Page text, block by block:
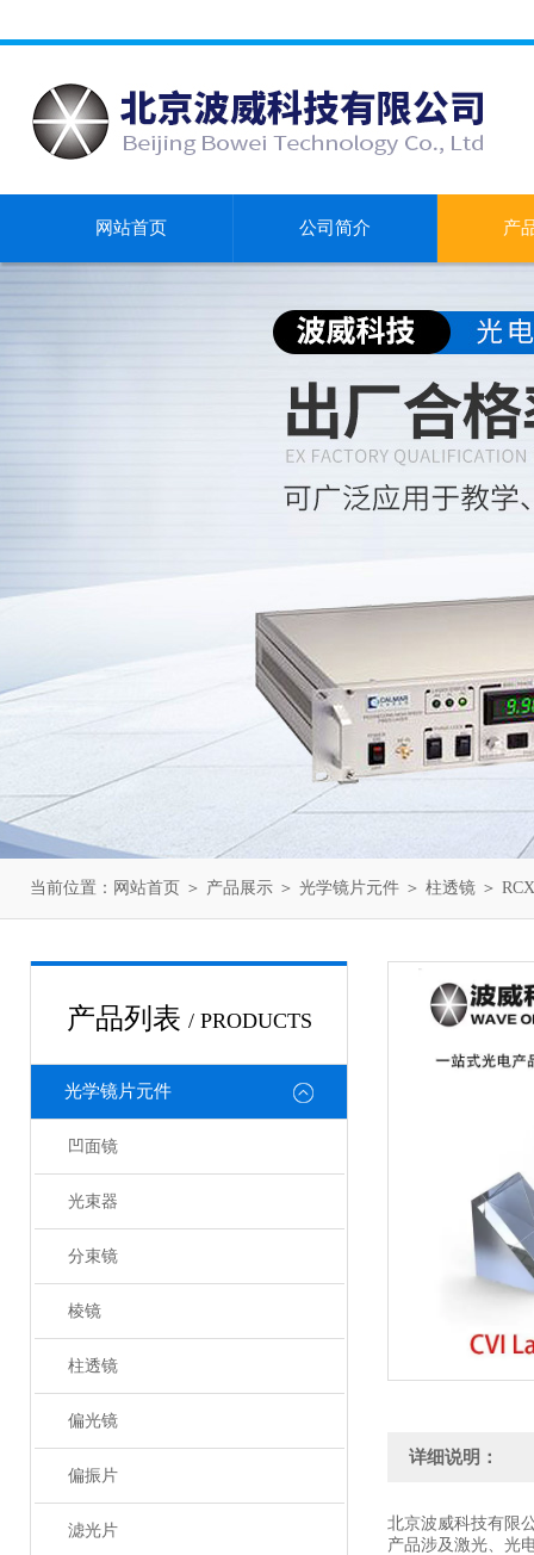
网站首页 公司简介 产
当前位置： 网站首页 ＞ 产品展示 ＞ 光学镜片元件 ＞ 柱透镜 ＞
产品列表 / PRODUCTS
光学镜片元件
凹面镜
光束器
分束镜
棱镜
柱透镜
偏光镜
偏振片
滤光片
详细说明：
北京波威科技有限
产品涉及激光、光